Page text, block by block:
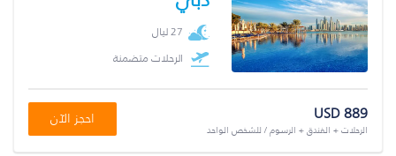
27 ليال
الرحلات متضمنة
USD 889
الرحلات + الفندق + الرسوم / للشخص الواحد
احجز الآن